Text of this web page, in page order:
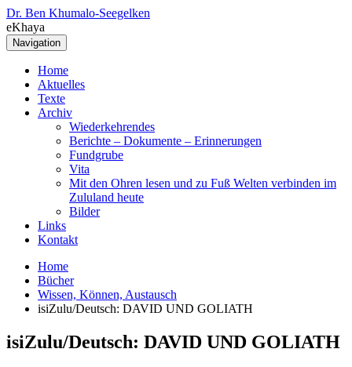
Dr. Ben Khumalo-Seegelken
eKhaya
Navigation
Home
Aktuelles
Texte
Archiv
Wiederkehrendes
Berichte – Dokumente – Erinnerungen
Fundgrube
Vita
Mit den Ohren lesen und zu Fuß Welten verbinden im
Zululand heute
Bilder
Links
Kontakt
Home
Bücher
Wissen, Können, Austausch
isiZulu/Deutsch: DAVID UND GOLIATH
isiZulu/Deutsch: DAVID UND GOLIATH